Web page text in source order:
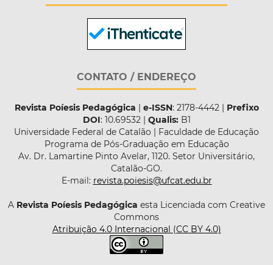
CONTATO / ENDEREÇO
Revista Poíesis Pedagógica | e-ISSN: 2178-4442 | Prefixo
DOI: 10.69532 | Qualis:B1
Universidade Federal de Catalão | Faculdade de Educação
Programa de Pós-Graduação em Educação
Av. Dr. Lamartine Pinto Avelar, 1120. Setor Universitário,
Catalão-GO.
E-mail: revista.poiesis@ufcat.edu.br
A Revista Poíesis Pedagógica esta Licenciada com Creative
Commons
Atribuição 4.0 Internacional (CC BY 4.0)